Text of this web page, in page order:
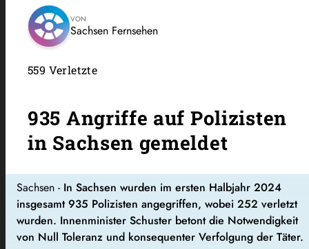
VON
Sachsen Fernsehen
559 Verletzte
935 Angriffe auf Polizisten
in Sachsen gemeldet
Sachsen - In Sachsen wurden im ersten Halbjahr 2024
insgesamt 935 Polizisten angegriffen, wobei 252 verletzt
wurden. Innenminister Schuster betont die Notwendigkeit
von Null Toleranz und konsequenter Verfolgung der Täter.